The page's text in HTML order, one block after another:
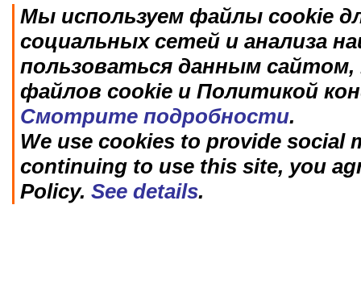
Мы используем файлы cookie
социальных сетей и анализа
пользоваться данным
файлов cookie и Политикой
Смотрите подробности.
We use cookies to provide social
continuing to use this site, you
Policy. See details.